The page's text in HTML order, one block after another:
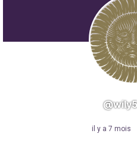
il y a 7 mois